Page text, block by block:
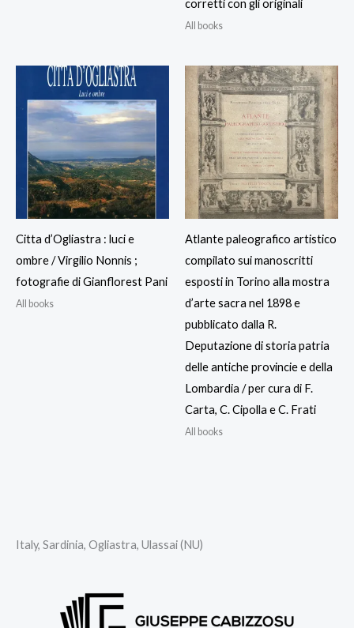
corretti con gli originali
All books
Citta d’Ogliastra : luci e
ombre / Virgilio Nonnis ;
fotografie di Gianflorest Pani
All books
Atlante paleografico artistico
compilato sui manoscritti
esposti in Torino alla mostra
d’arte sacra nel 1898 e
pubblicato dalla R.
Deputazione di storia patria
delle antiche provincie e della
Lombardia / per cura di F.
Carta, C. Cipolla e C. Frati
All books
Italy, Sardinia, Ogliastra, Ulassai (NU)